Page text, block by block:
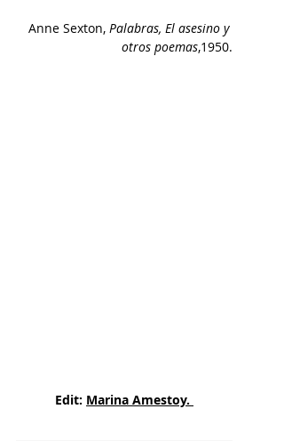
Anne Sexton, Palabras, El asesino y
otros poemas,1950.
Edit: Marina Amestoy.